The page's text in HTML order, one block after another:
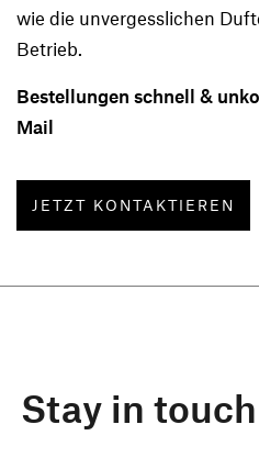
wie die unvergesslichen
Betrieb.
Bestellungen schnell &
Mail
JETZT KONTAKTIEREN
Stay in touch